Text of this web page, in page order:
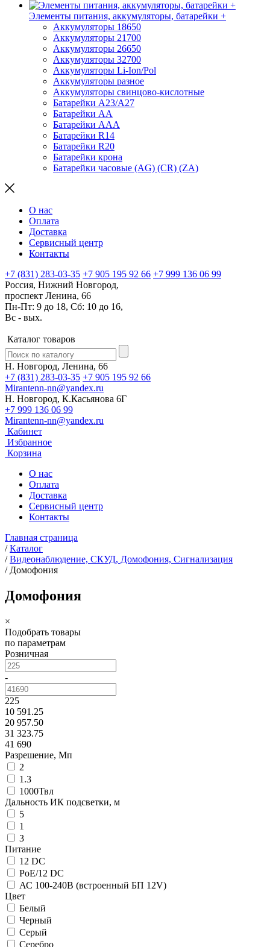
Элементы питания, аккумуляторы, батарейки +
Аккумуляторы 18650
Аккумуляторы 21700
Аккумуляторы 26650
Аккумуляторы 32700
Аккумуляторы Li-Ion/Pol
Аккумуляторы разное
Аккумуляторы свинцово-кислотные
Батарейки A23/A27
Батарейки AA
Батарейки AAA
Батарейки R14
Батарейки R20
Батарейки крона
Батарейки часовые (AG) (CR) (ZA)
О нас
Оплата
Доставка
Сервисный центр
Контакты
+7 (831) 283-03-35 +7 905 195 92 66 +7 999 136 06 99
Россия, Нижний Новгород,
проспект Ленина, 66
Пн-Пт: 9 до 18, Сб: 10 до 16,
Вс - вых.
Каталог товаров
Н. Новгород, Ленина, 66
+7 (831) 283-03-35 +7 905 195 92 66
Mirantenn-nn@yandex.ru
Н. Новгород, К.Касьянова 6Г
+7 999 136 06 99
Mirantenn-nn@yandex.ru
Кабинет
Избранное
Корзина
О нас
Оплата
Доставка
Сервисный центр
Контакты
Главная страница
/ Каталог
/ Видеонаблюдение, СКУД, Домофония, Сигнализация
/ Домофония
Домофония
×
Подобрать товары
по параметрам
Розничная
-
225
10 591.25
20 957.50
31 323.75
41 690
Разрешение, Мп
2
1.3
1000Твл
Дальность ИК подсветки, м
5
1
3
Питание
12 DC
PoE/12 DC
АС 100-240В (встроенный БП 12V)
Цвет
Белый
Черный
Серый
Серебро